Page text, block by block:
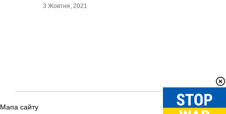
3 Жовтня, 2021
Мапа сайту